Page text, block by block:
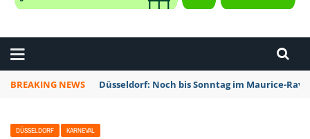
BREAKING NEWS Düsseldorf: Noch bis Sonntag im Maurice-
DÜSSELDORF KARNEVAL